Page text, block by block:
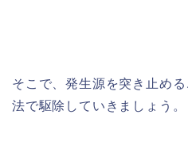
そこで、発生源を突き止め
法で駆除していきましょう。